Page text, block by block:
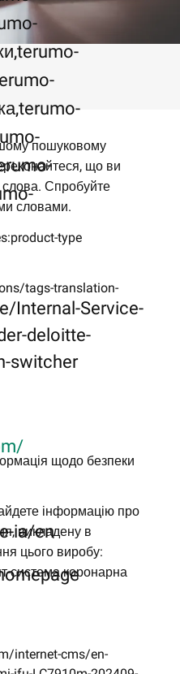
Internal-Service-
deloitte-
switcher
ia/en
пошуковому
що ви
Спробуйте
словами.
type
tags-translation-
щодо безпеки
інформацію про
викладену в
цього виробу:
система коронарна
internet-cms/en-